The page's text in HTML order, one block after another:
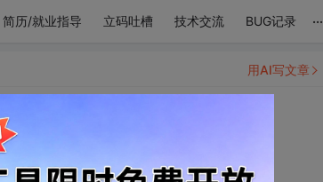
简历/就业指导 立码吐槽 技术交流 BUG记录 ...
我只喜欢你
用AI写文章